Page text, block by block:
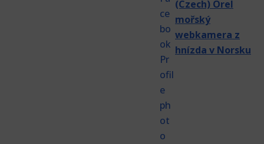
(Czech) Orel
mořský
webkamera z
hnízda v Norsku